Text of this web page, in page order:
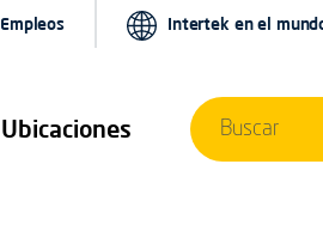
Ubicaciones
Empleos Intertek en el
Buscar